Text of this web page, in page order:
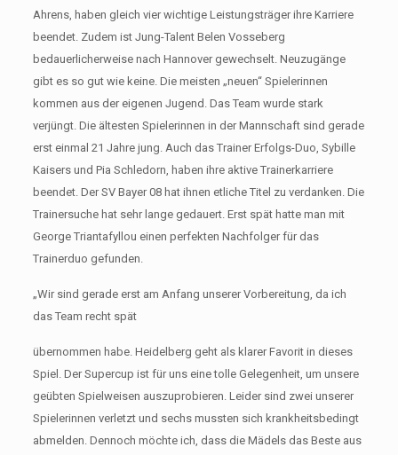
Ahrens, haben gleich vier wichtige Leistungsträger ihre Karriere
beendet. Zudem ist Jung-Talent Belen Vosseberg
bedauerlicherweise nach Hannover gewechselt. Neuzugänge
gibt es so gut wie keine. Die meisten „neuen“ Spielerinnen
kommen aus der eigenen Jugend. Das Team wurde stark
verjüngt. Die ältesten Spielerinnen in der Mannschaft sind gerade
erst einmal 21 Jahre jung. Auch das Trainer Erfolgs-Duo, Sybille
Kaisers und Pia Schledorn, haben ihre aktive Trainerkarriere
beendet. Der SV Bayer 08 hat ihnen etliche Titel zu verdanken. Die
Trainersuche hat sehr lange gedauert. Erst spät hatte man mit
George Triantafyllou einen perfekten Nachfolger für das
Trainerduo gefunden.
„Wir sind gerade erst am Anfang unserer Vorbereitung, da ich
das Team recht spät
übernommen habe. Heidelberg geht als klarer Favorit in dieses
Spiel. Der Supercup ist für uns eine tolle Gelegenheit, um unsere
geübten Spielweisen auszuprobieren. Leider sind zwei unserer
Spielerinnen verletzt und sechs mussten sich krankheitsbedingt
abmelden. Dennoch möchte ich, dass die Mädels das Beste aus